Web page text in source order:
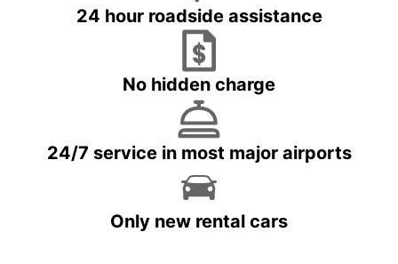
24 hour roadside assistance
No hidden charge
24/7 service in most major airports
Only new rental cars